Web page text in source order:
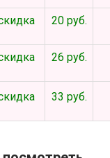
20 руб.
26 руб.
33 руб.